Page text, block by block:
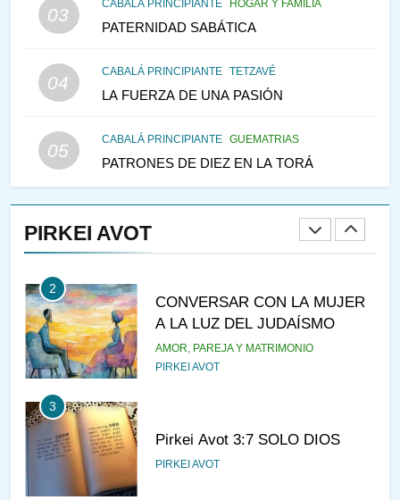
03
CABALÁ PRINCIPIANTE HOGAR Y FAMILIA
PATERNIDAD SABÁTICA
04
CABALÁ PRINCIPIANTE TETZAVÉ
LA FUERZA DE UNA PASIÓN
05
CABALÁ PRINCIPIANTE GUEMATRIAS
PATRONES DE DIEZ EN LA TORÁ
PIRKEI AVOT
VEAMOS ¿POR QUÉ
IEHOSHÚA? Y LA QUEJA DE
1
RAZI ¿QUIÉN ES SABIO?
2
CONVERSAR CON LA MUJER
A LA LUZ DEL JUDAÍSMO
AMOR, PAREJA Y MATRIMONIO
PIRKEI AVOT
3
Pirkei Avot 3:7 SOLO DIOS
PIRKEI AVOT